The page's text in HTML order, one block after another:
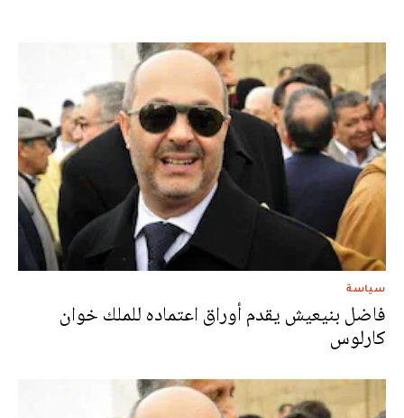
سياسة
فاضل بنيعيش يقدم أوراق اعتماده للملك خوان
كارلوس